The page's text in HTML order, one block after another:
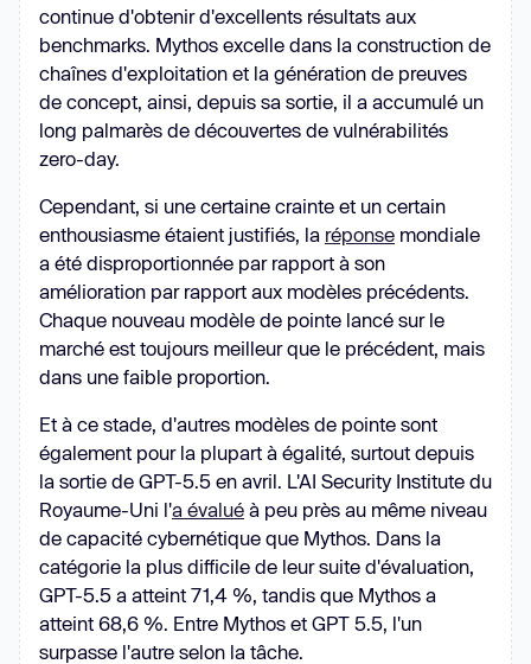
continue d'obtenir d'excellents résultats aux
benchmarks. Mythos excelle dans la construction de
chaînes d'exploitation et la génération de preuves
de concept, ainsi, depuis sa sortie, il a accumulé un
long palmarès de découvertes de vulnérabilités
zero-day.
Cependant, si une certaine crainte et un certain
enthousiasme étaient justifiés, la réponse mondiale
a été disproportionnée par rapport à son
amélioration par rapport aux modèles précédents.
Chaque nouveau modèle de pointe lancé sur le
marché est toujours meilleur que le précédent, mais
dans une faible proportion.
Et à ce stade, d'autres modèles de pointe sont
également pour la plupart à égalité, surtout depuis
la sortie de GPT-5.5 en avril. L'AI Security Institute du
Royaume-Uni l'a évalué à peu près au même niveau
de capacité cybernétique que Mythos. Dans la
catégorie la plus difficile de leur suite d'évaluation,
GPT-5.5 a atteint 71,4 %, tandis que Mythos a
atteint 68,6 %. Entre Mythos et GPT 5.5, l'un
surpasse l'autre selon la tâche.